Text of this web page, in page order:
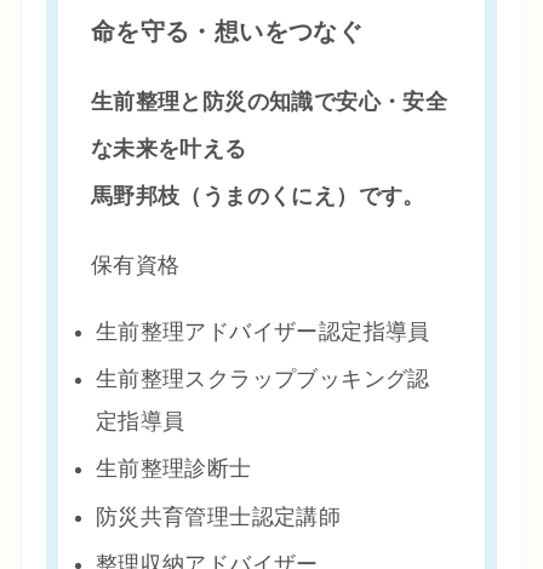
命を守る・想いをつなぐ
生前整理と防災の知識で安心・安全
な未来を叶える
馬野邦枝（うまのくにえ）です。
保有資格
生前整理アドバイザー認定指導員
生前整理スクラップブッキング認
定指導員
生前整理診断士
防災共育管理士認定講師